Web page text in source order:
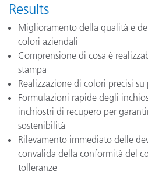
Results
Miglioramento della qualità e
colori aziendali
Comprensione di cosa è
stampa
Realizzazione di colori precisi
Formulazioni rapide degli
inchiostri di recupero per
sostenibilità
Rilevamento immediato delle
convalida della conformità del
tolleranze